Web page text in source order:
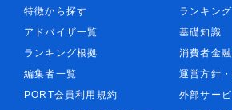
特徴から探す
ランキング
アドバイザ一覧
基礎知識
ランキング根拠
消費者金
編集者一覧
運営方針
PORT会員利用規約
外部サー